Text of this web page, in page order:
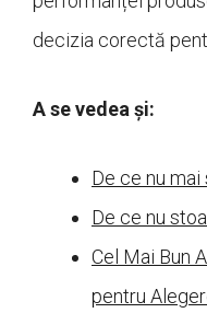
decizia corectă
A se vedea și:
De ce nu
De ce nu
Cel Mai Bun
pentru